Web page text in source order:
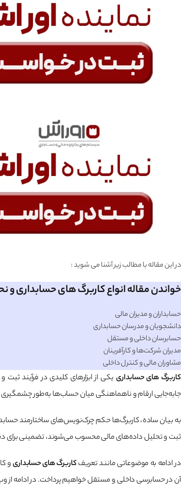
در این مقاله با مطالب زیر آشنا می شوید :
خواندن مقاله انواع کاربرگ های حسابداری
حسابداران و مدیران مالی
دانشجویان و مدرسان حسابداری
حسابرسان داخلی و مستقل
مدیران شرکت‌ها و کارآفرینان
مشاوران مالی و کنترل داخلی
کاربرگ های حسابداری یکی از ابزارهای کلیدی در فرآیند
جابه‌جایی ارقام و ناهماهنگی میان حساب‌ها به‌طور چشمگیری
به بیان ساده، کاربرگ‌ها حکم چرک‌نویس‌های ساختارمند
ثبت و تحلیل داده‌های مالی محسوب می‌شوند، تضمینی برای
در ادامه به موضوعاتی مانند تعریفکاربرگ های حسابداریو
آن در حسابرسی داخلی و مستقل خواهیم پرداخت. در ادامه از